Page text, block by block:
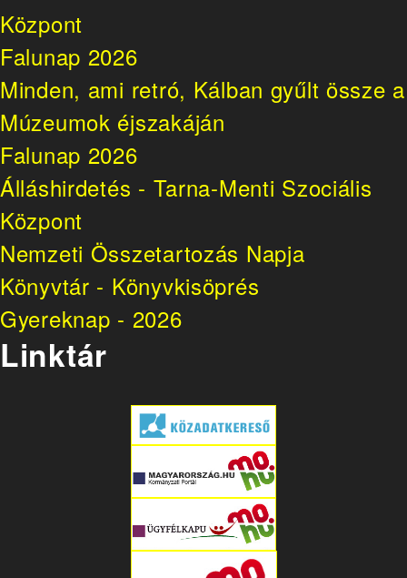
Központ
Falunap 2026
Minden, ami retró, Kálban gyűlt össze a
Múzeumok éjszakáján
Falunap 2026
Álláshirdetés - Tarna-Menti Szociális
Központ
Nemzeti Összetartozás Napja
Könyvtár - Könyvkisöprés
Gyereknap - 2026
Linktár